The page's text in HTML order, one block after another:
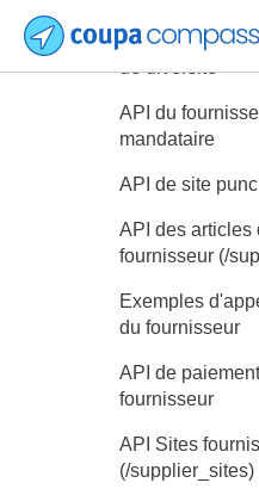
API d'agence de
de diversité
API du
mandataire
API de site
API des articles
fournisseur (/
Exemples
du fournisseur
API de
fournisseur
API Sites
(/supplier_sites)